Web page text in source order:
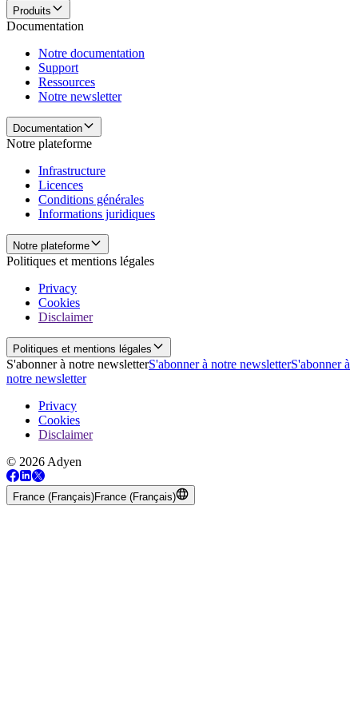
Produits
Documentation
Notre documentation
Support
Ressources
Notre newsletter
Documentation
Notre plateforme
Infrastructure
Licences
Conditions générales
Informations juridiques
Notre plateforme
Politiques et mentions légales
Privacy
Cookies
Disclaimer
Politiques et mentions légales
S'abonner à notre newsletterS'abonner à notre newsletterS'abonner à
notre newsletter
Privacy
Cookies
Disclaimer
© 2026 Adyen
France (Français)France (Français)